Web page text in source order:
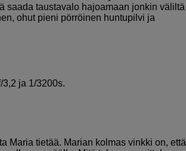
saada taustavalo hajoamaan jonkin väliltä
ohut pieni pörröinen huntupilvi ja
3,2 ja 1/3200s.
Maria tietää. Marian kolmas vinkki on, että